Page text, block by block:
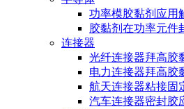
功率模胶黏剂应用
胶黏剂在功率元件
连接器
光纤连接器拜高胶
电力连接器拜高胶
航天连接器粘接固
汽车连接器密封胶